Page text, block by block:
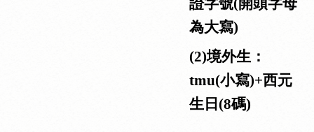
為大寫)
(2)境外生：
tmu(小寫)+西元
生日 (8碼)